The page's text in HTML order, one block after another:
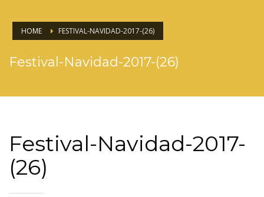
HOME FESTIVAL-NAVIDAD-2017-(26)
Festival-Navidad-2017-(26)
Festival-Navidad-2017-
(26)